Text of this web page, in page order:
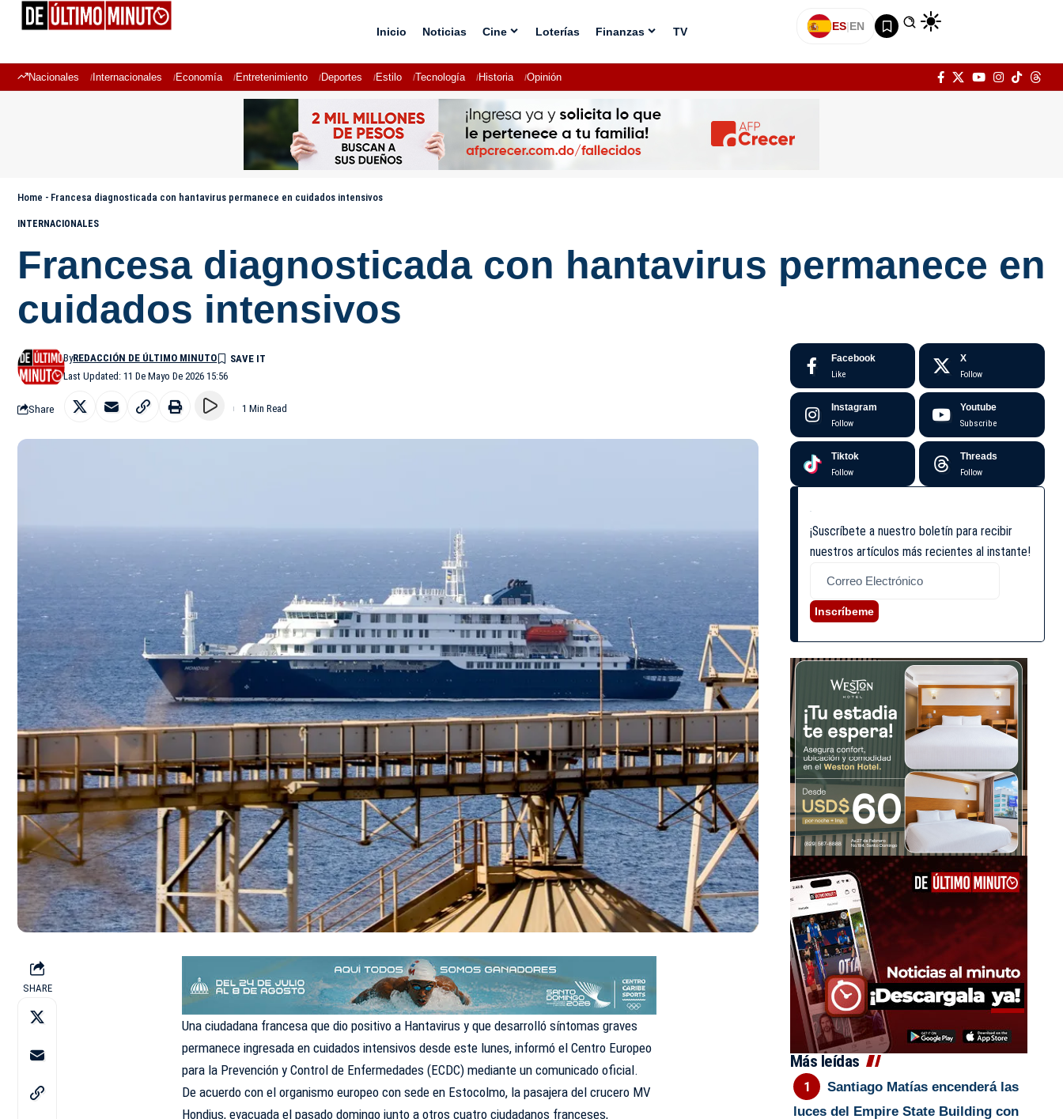
Inicio Noticias Cine Loterías Finanzas TV ES|EN
Nacionales Internacionales Economía Entretenimiento Deportes Estilo Tecnología Historia Opinión
Home - Francesa diagnosticada con hantavirus permanece en cuidados intensivos
INTERNACIONALES
Francesa diagnosticada con hantavirus permanece en
cuidados intensivos
Last Updated: 11 De Mayo De 2026 15:56
ByREDACCIÓN DE ÚLTIMO MINUTO
Share 1 Min Read
SHARE
Una ciudadana francesa que dio positivo a Hantavirus y que desarrolló síntomas graves
permanece ingresada en cuidados intensivos desde este lunes, informó el Centro Europeo
para la Prevención y Control de Enfermedades (ECDC) mediante un comunicado oficial.
De acuerdo con el organismo europeo con sede en Estocolmo, la pasajera del crucero MV
Hondius, evacuada el pasado domingo junto a otros cuatro ciudadanos franceses,
Facebook
Like
X
Follow
Instagram
Follow
Youtube
Subscribe
Tiktok
Follow
Threads
Follow
¡Suscríbete a nuestro boletín para recibir
nuestros artículos más recientes al instante!
Inscríbeme
Más leídas
Santiago Matías encenderá las
luces del Empire State Building con